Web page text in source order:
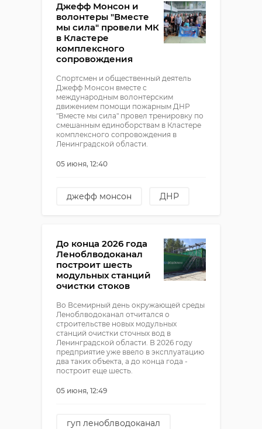
Джефф Монсон и
волонтеры "Вместе
мы сила" провели МК
в Кластере
комплексного
сопровождения
Спортсмен и общественный деятель
Джефф Монсон вместе с
международным волонтерским
движением помощи пожарным ДНР
"Вместе мы сила" провел тренировку по
смешанным единоборствам в Кластере
комплексного сопровождения в
Ленинградской области.
05 июня, 12:40
джефф монсон
ДНР
До конца 2026 года
Леноблводоканал
построит шесть
модульных станций
очистки стоков
Во Всемирный день окружающей среды
Леноблводоканал отчитался о
строительстве новых модульных
станций очистки сточных вод в
Ленинградской области. В 2026 году
предприятие уже ввело в эксплуатацию
два таких объекта, а до конца года -
построит еще шесть.
05 июня, 12:49
гуп леноблводоканал